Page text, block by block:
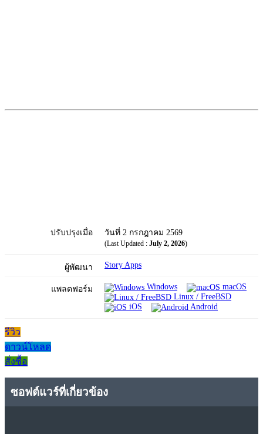
ปรับปรุงเมื่อ วันที่ 2 กรกฎาคม 2569
(Last Updated : July 2, 2026)
ผู้พัฒนา Story Apps
แพลตฟอร์ม Windows
macOS
Linux / FreeBSD
iOS
Android
รีวิว
ดาวน์โหลด
สั่งซื้อ
ซอฟต์แวร์ที่เกี่ยวข้อง